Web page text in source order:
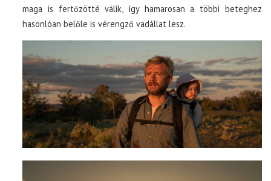
maga is fertőzötté válik, így hamarosan a többi beteghez
hasonlóan belőle is vérengző vadállat lesz.